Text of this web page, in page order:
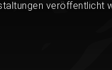
veröffentlicht